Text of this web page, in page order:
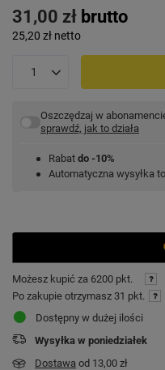
31,00 zł brutto
25,20 zł netto
Oszczędzaj w
sprawdź, jak to działa
Rabat do -10%
Automatyczna wysyłka
Możesz kupić za 6200 pkt.
Po zakupie otrzymasz 31 pkt.
Dostępny w dużej ilości
Wysyłka w poniedziałek
Dostawa od 13,00 zł